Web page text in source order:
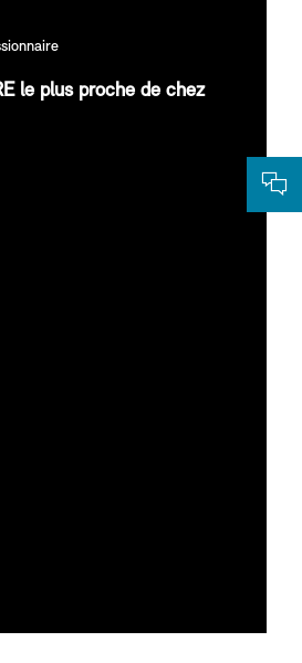
le plus proche de chez